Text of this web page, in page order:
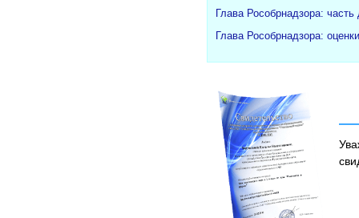
Глава Рособрнадзора:
Глава Рособрнадзора: